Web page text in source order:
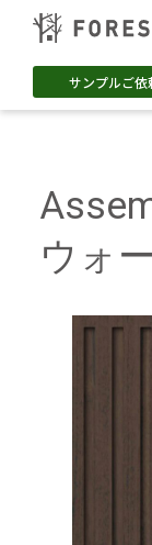
サンプルご依
ウォ